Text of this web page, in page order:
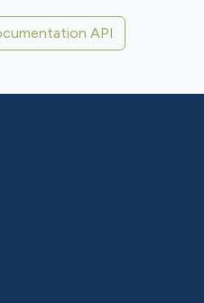
API